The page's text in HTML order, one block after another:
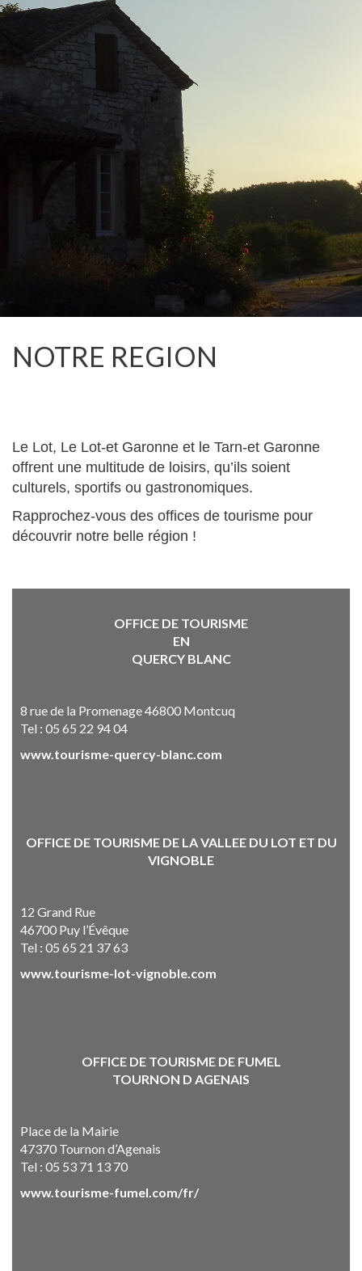
NOTRE REGION
Le Lot, Le Lot-et Garonne et le Tarn-et Garonne
offrent une multitude de loisirs, qu’ils soient
culturels, sportifs ou gastronomiques.
Rapprochez-vous des offices de tourisme pour
découvrir notre belle région !
OFFICE DE TOURISME
EN
QUERCY BLANC
8 rue de la Promenage 46800 Montcuq
Tel : 05 65 22 94 04
www.tourisme-quercy-blanc.com
OFFICE DE TOURISME DE LA VALLEE DU LOT ET DU
VIGNOBLE
12 Grand Rue
46700 Puy l’Évêque
Tel : 05 65 21 37 63
www.tourisme-lot-vignoble.com
OFFICE DE TOURISME DE FUMEL
TOURNON D AGENAIS
Place de la Mairie
47370 Tournon d’Agenais
Tel : 05 53 71 13 70
www.tourisme-fumel.com/fr/